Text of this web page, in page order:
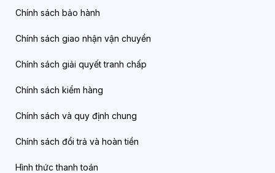
Chính sách bảo hành
Chính sách giao nhận vận chuyển
Chính sách giải quyết tranh chấp
Chính sách kiểm hàng
Chính sách và quy định chung
Chính sách đổi trả và hoàn tiền
Hình thức thanh toán